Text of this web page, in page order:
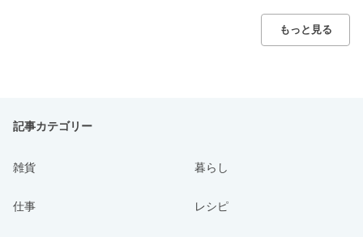
もっと見る
記事カテゴリー
雑貨 暮らし
仕事 レシピ